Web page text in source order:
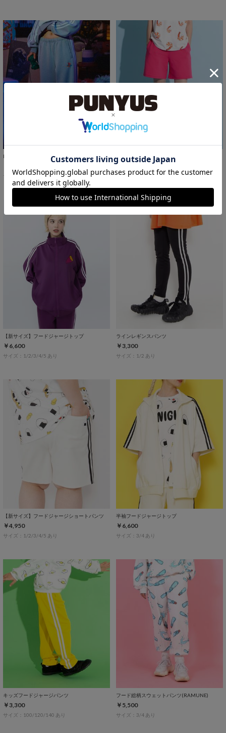
Playstationジャージパンツ
サイズ：4/5 あり
フードジャージショートパンツ
￥4,000
サイズ：1/2/3/4 あり
【新サイズ】フードジャージトップ
￥6,600
サイズ：1/2/3/4/5 あり
ラインレギンスパンツ
￥3,300
サイズ：1/2 あり
【新サイズ】フードジャージショートパンツ
￥4,950
サイズ：1/2/3/4/5 あり
半袖フードジャージトップ
￥6,600
サイズ：3/4 あり
キッズフードジャージパンツ
￥3,300
サイズ：100/120/140 あり
フード総柄スウェットパンツ(RAMUNE)
￥5,500
サイズ：3/4 あり